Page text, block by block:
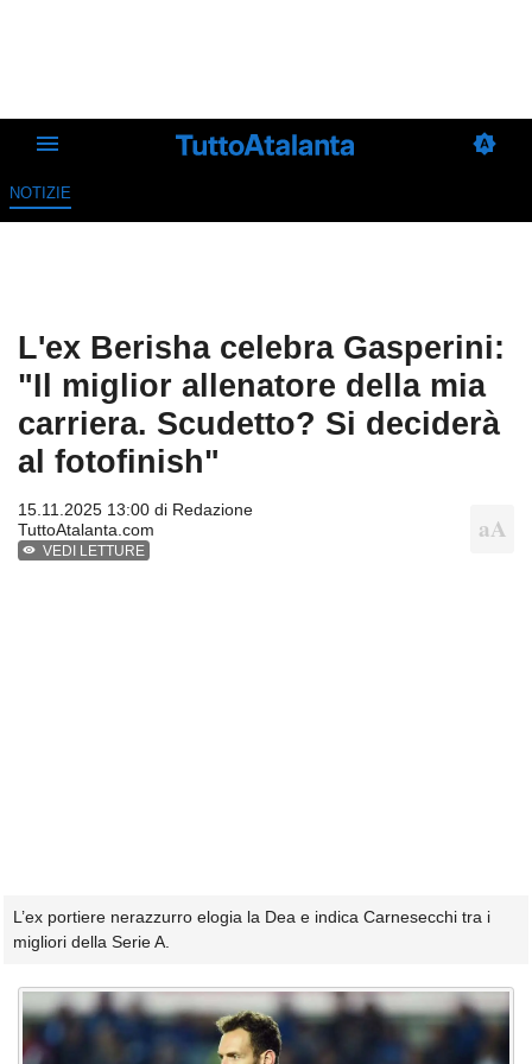
NOTIZIE
L'ex Berisha celebra Gasperini:
"Il miglior allenatore della mia
carriera. Scudetto? Si deciderà
al fotofinish"
15.11.2025 13:00 di Redazione
TuttoAtalanta.com
VEDI LETTURE
L’ex portiere nerazzurro elogia la Dea e indica Carnesecchi tra i
migliori della Serie A.